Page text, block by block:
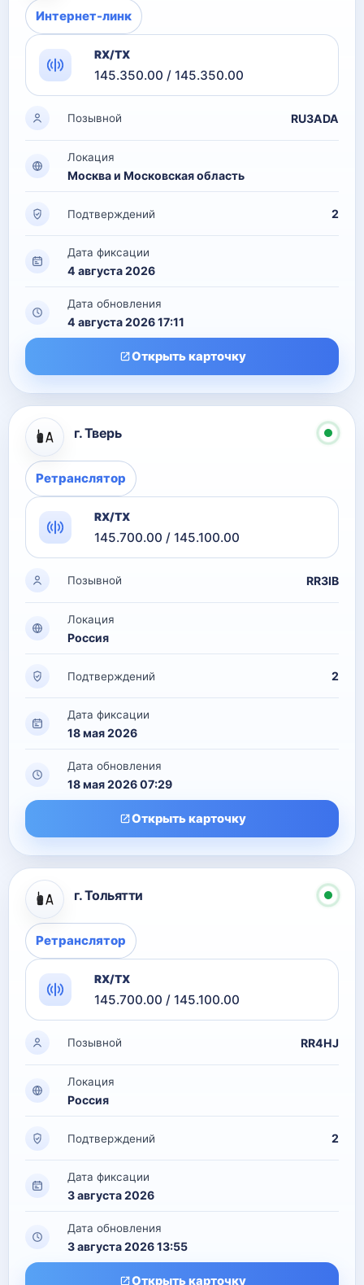
Интернет-линк
RX/TX
145.350.00 / 145.350.00
Позывной RU3ADA
Локация
Москва и Московская область
Подтверждений 2
Дата фиксации
4 августа 2026
Дата обновления
4 августа 2026 17:11
Открыть карточку
г. Тверь
Ретранслятор
RX/TX
145.700.00 / 145.100.00
Позывной RR3IB
Локация
Россия
Подтверждений 2
Дата фиксации
18 мая 2026
Дата обновления
18 мая 2026 07:29
Открыть карточку
г. Тольятти
Ретранслятор
RX/TX
145.700.00 / 145.100.00
Позывной RR4HJ
Локация
Россия
Подтверждений 2
Дата фиксации
3 августа 2026
Дата обновления
3 августа 2026 13:55
Открыть карточку